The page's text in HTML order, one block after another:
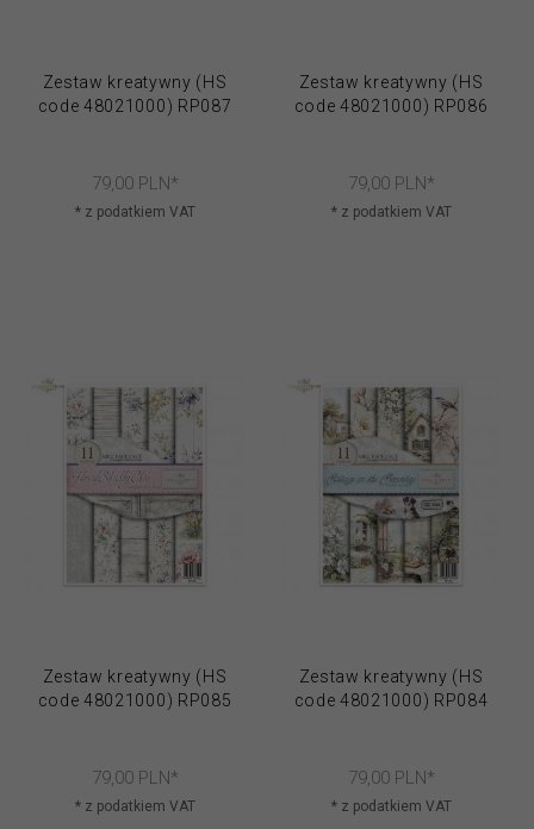
Zestaw kreatywny (HS
code 48021000) RP087
79, 00 PLN*
* z podatkiem VAT
Zestaw kreatywny (HS
code 48021000) RP086
79, 00 PLN*
* z podatkiem VAT
Zestaw kreatywny (HS
code 48021000) RP085
79, 00 PLN*
* z podatkiem VAT
Zestaw kreatywny (HS
code 48021000) RP084
79, 00 PLN*
* z podatkiem VAT